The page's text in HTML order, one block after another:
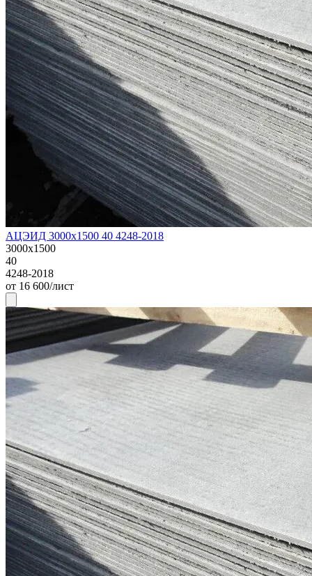
АЦЭИД 3000х1500 40 4248-2018
3000х1500
40
4248-2018
от 16 600/лист